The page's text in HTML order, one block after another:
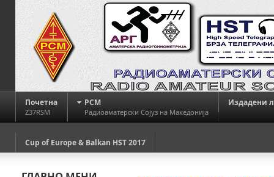
Почетна
Z37RSM
РСМ
Радиоаматерски Сојуз на Македонија
Издадени
Cup of Europe & Balkan HST 2017